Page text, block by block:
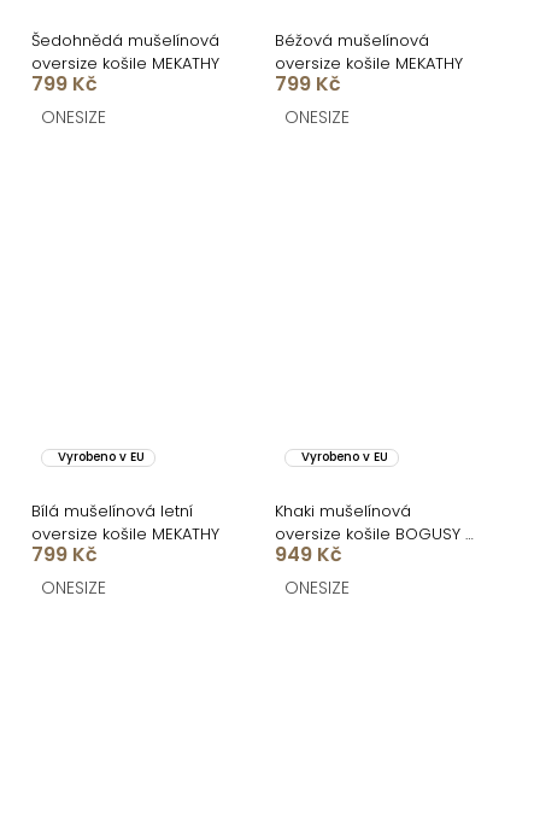
Šedohnědá mušelínová
oversize košile MEKATHY
799 Kč
ONESIZE
Béžová mušelínová
oversize košile MEKATHY
799 Kč
ONESIZE
Vyrobeno v EU
Bílá mušelínová letní
oversize košile MEKATHY
799 Kč
ONESIZE
Vyrobeno v EU
Khaki mušelínová
oversize košile BOGUSY s
flitry
949 Kč
ONESIZE